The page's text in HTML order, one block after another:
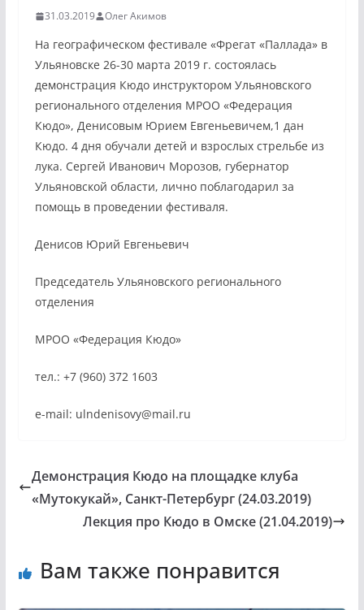
31.03.2019 Олег Акимов
На географическом фестивале «Фрегат «Паллада» в
Ульяновске 26-30 марта 2019 г. состоялась
демонстрация Кюдо инструктором Ульяновского
регионального отделения МРОО «Федерация
Кюдо», Денисовым Юрием Евгеньевичем,1 дан
Кюдо. 4 дня обучали детей и взрослых стрельбе из
лука. Сергей Иванович Морозов, губернатор
Ульяновской области, лично поблагодарил за
помощь в проведении фестиваля.
Денисов Юрий Евгеньевич
Председатель Ульяновского регионального
отделения
МРОО «Федерация Кюдо»
тел.: +7 (960) 372 1603
e-mail: ulndenisovy@mail.ru
Демонстрация Кюдо на площадке клуба
«Мутокукай», Санкт-Петербург (24.03.2019)
Лекция про Кюдо в Омске (21.04.2019)
Вам также понравится